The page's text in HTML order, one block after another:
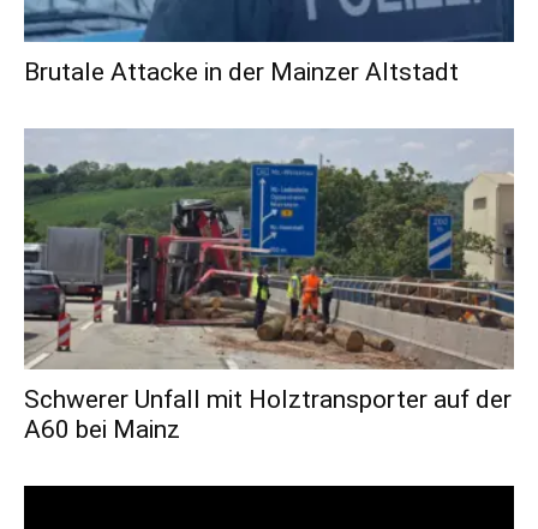
Brutale Attacke in der Mainzer Altstadt
Schwerer Unfall mit Holztransporter auf der
A60 bei Mainz